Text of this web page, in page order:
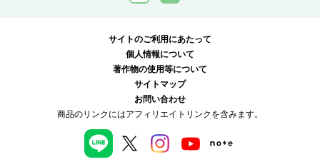
サイトのご利用にあたって
個人情報について
著作物の使用等について
サイトマップ
お問い合わせ
商品のリンクにはアフィリエイトリンクを含みます。